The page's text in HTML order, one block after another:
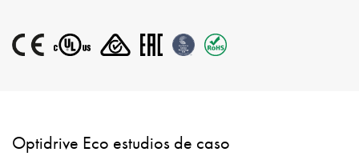
Optidrive Eco estudios de caso